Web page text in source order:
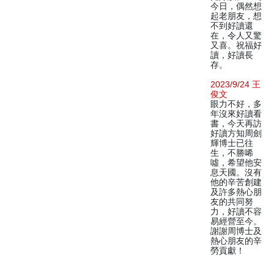
今日，偶然想
起老朋友，想
不到好讀還
在，令人又驚
又喜。祝福好
讀，好讀長
存。
2023/9/24 王
俊文
眼力不好，多
年沒來好讀看
書，今天再訪
好讀方知周劍
輝博士已往
生，不勝唏
噓，希望他安
息天國。沒有
他的辛苦創建
及許多熱心朋
友的共同努
力，好讀不容
易經營至今。
謝謝周博士及
熱心朋友的辛
勞貢獻！